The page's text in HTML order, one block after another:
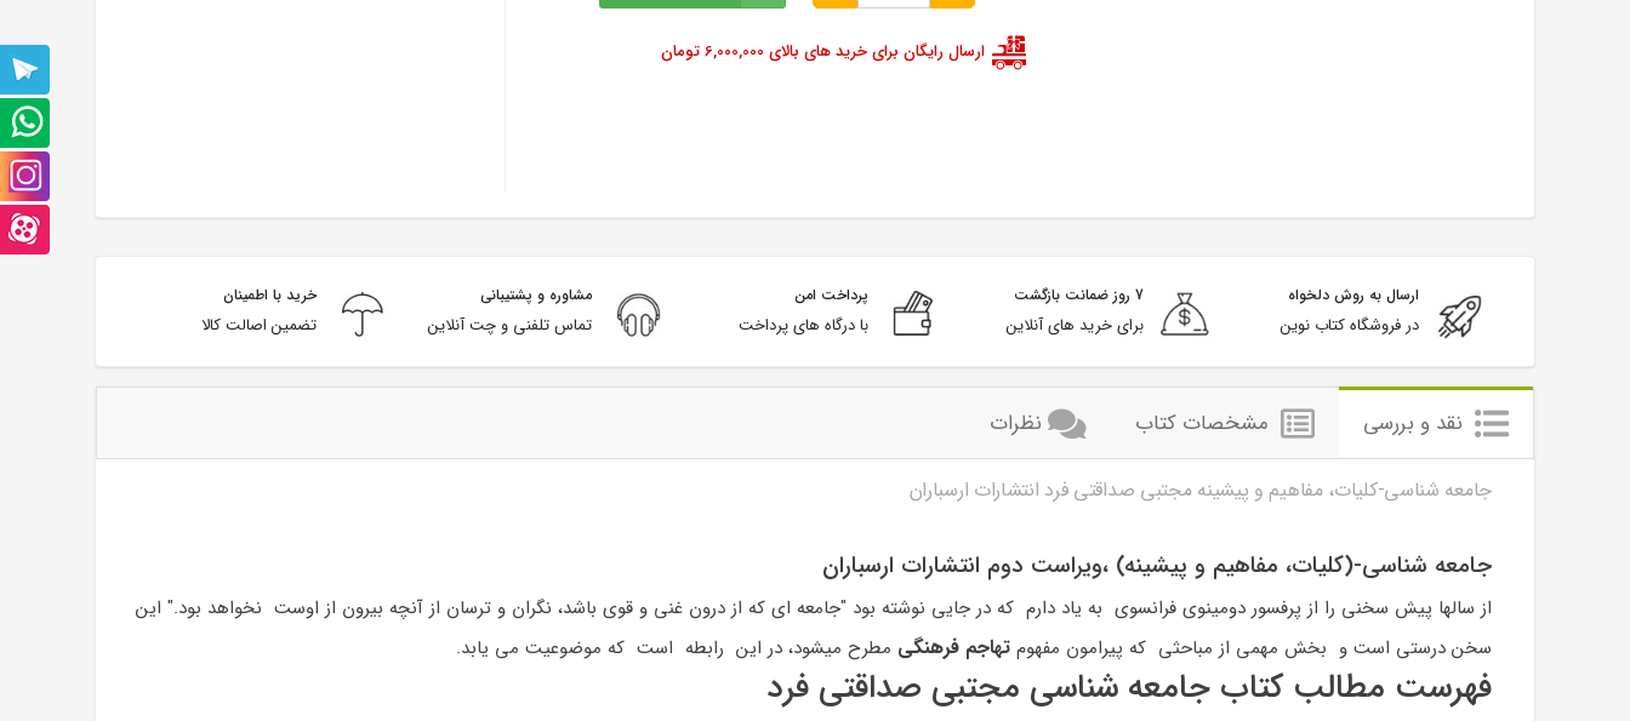
ارسال رایگان برای خرید های بالای 6,000,000 تومان
ارسال به روش دلخواه
در فروشگاه کتاب نوین
7 روز ضمانت بازگشت
برای خرید های آنلاین
پرداخت امن
با درگاه های پرداخت
مشاوره و پشتیبانی
تماس تلفنی و چت آنلاین
خرید با اطمینان
تضمین اصالت کالا
نقد و بررسی مشخصات کتاب نظرات
جامعه شناسی-کلیات، مفاهیم و پیشینه مجتبی صداقتی فرد انتشارات ارسباران
جامعه شناسی-(کلیات، مفاهیم و پیشینه) ،ویراست دوم انتشارات ارسباران
از سالها پیش سخنی را از پرفسور دومینوی فرانسوی به یاد دارم که در جایی نوشته بود "جامعه ای که از درون غنی و قوی باشد، نگران و ترسان از آنچه بیرون از اوست نخواهد بود." این
سخن درستی است و بخش مهمی از مباحثی که پیرامون مفهوم تهاجم فرهنگی مطرح میشود، در این رابطه است که موضوعیت می یابد.
فهرست مطالب کتاب جامعه شناسی مجتبی صداقتی فرد
پشتیبانی
تلگرام
پشتیبانی
واتس
آپ
صفحه
اینستاگرام
صفحه